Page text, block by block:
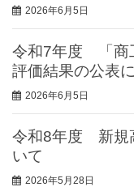
2026年6月5日
令和7年度 「商
評価結果の公表
2026年6月5日
令和8年度 新規
いて
2026年5月28日